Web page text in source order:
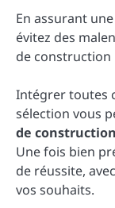
En assurant
évitez des
de construction
Intégrer toutes
sélection vous
de
Une fois bien
de réussite,
vos souhaits.